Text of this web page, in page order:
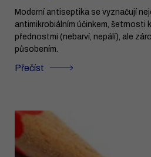
Moderní antiseptika se vyznačují
antimikrobiálním účinkem, šetrnosti
přednostmi (nebarví, nepálí), ale
působením.
Přečíst